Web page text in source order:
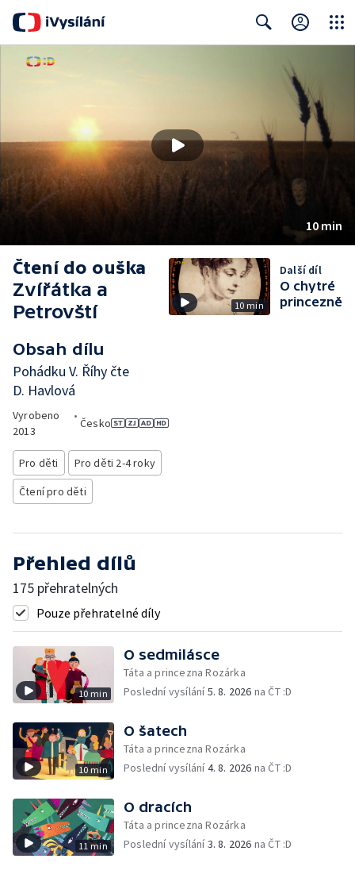
10 min
Čtení do ouška
Zvířátka a
Petrovští
Obsah dílu
Pohádku V. Říhy čte
D. Havlová
Vyrobeno
2013
•
Česko
Pro děti
Pro děti 2-4 roky
Čtení pro děti
10 min
Další díl
O chytré
princezně
Přehled dílů
175 přehratelných
Pouze přehratelné díly
10 min
O sedmilásce
Táta a princezna Rozárka
Poslední vysílání5. 8. 2026 na ČT :D
10 min
O šatech
Táta a princezna Rozárka
Poslední vysílání4. 8. 2026 na ČT :D
11 min
O dracích
Táta a princezna Rozárka
Poslední vysílání3. 8. 2026 na ČT :D